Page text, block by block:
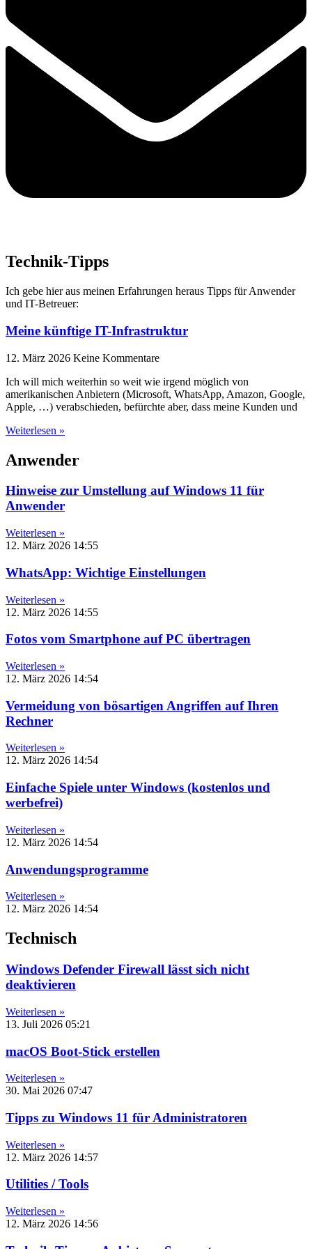
Technik-Tipps
Ich gebe hier aus meinen Erfahrungen heraus Tipps für Anwender
und IT-Betreuer:
Meine künftige IT-Infrastruktur
12. März 2026 Keine Kommentare
Ich will mich weiterhin so weit wie irgend möglich von
amerikanischen Anbietern (Microsoft, WhatsApp, Amazon, Google,
Apple, …) verabschieden, befürchte aber, dass meine Kunden und
Weiterlesen »
Anwender
Hinweise zur Umstellung auf Windows 11 für
Anwender
Weiterlesen »
12. März 2026 14:55
WhatsApp: Wichtige Einstellungen
Weiterlesen »
12. März 2026 14:55
Fotos vom Smartphone auf PC übertragen
Weiterlesen »
12. März 2026 14:54
Vermeidung von bösartigen Angriffen auf Ihren
Rechner
Weiterlesen »
12. März 2026 14:54
Einfache Spiele unter Windows (kostenlos und
werbefrei)
Weiterlesen »
12. März 2026 14:54
Anwendungsprogramme
Weiterlesen »
12. März 2026 14:54
Technisch
Windows Defender Firewall lässt sich nicht
deaktivieren
Weiterlesen »
13. Juli 2026 05:21
macOS Boot-Stick erstellen
Weiterlesen »
30. Mai 2026 07:47
Tipps zu Windows 11 für Administratoren
Weiterlesen »
12. März 2026 14:57
Utilities / Tools
Weiterlesen »
12. März 2026 14:56